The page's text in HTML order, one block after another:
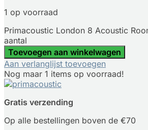
1 op voorraad
Primacoustic London 8 Acoustic
aantal
Toevoegen aan winkelwagen
Aan verlanglijst toevoegen
Nog maar 1 items op voorraad!
Gratis verzending
Op alle bestellingen boven de €70